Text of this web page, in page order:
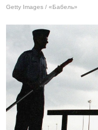
Getty Images / «Бабель»